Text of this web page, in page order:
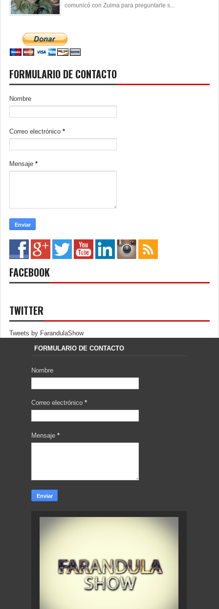
comunicó con Zulma para preguntarle s...
FORMULARIO DE CONTACTO
Nombre
Correo electrónico *
Mensaje *
FACEBOOK
TWITTER
Tweets by FarandulaShow
FORMULARIO DE CONTACTO
Nombre
Correo electrónico *
Mensaje *